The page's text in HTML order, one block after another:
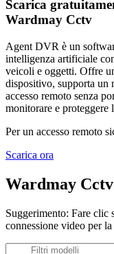
Scarica
Wardmay Cctv
Agent DVR è un
intelligenza artificiale
veicoli e oggetti. Offre
dispositivo, supporta un
accesso remoto senza
monitorare e proteggere
Per un accesso remoto
Scarica ora
Wardmay
Suggerimento: Fare clic
connessione video per